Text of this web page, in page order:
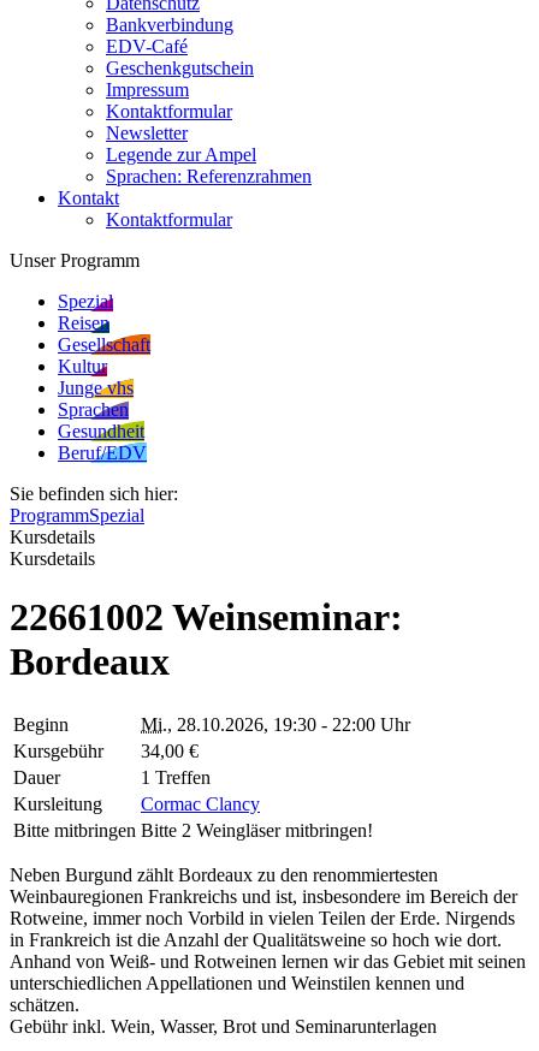
Bankverbindung
EDV-Café
Geschenkgutschein
Impressum
Kontaktformular
Newsletter
Legende zur Ampel
Sprachen: Referenzrahmen
Kontakt
Kontaktformular
Unser Programm
Spezial
Reisen
Gesellschaft
Kultur
Junge vhs
Sprachen
Gesundheit
Beruf/EDV
Sie befinden sich hier:
ProgrammSpezial
Kursdetails
Kursdetails
22661002 Weinseminar:
Bordeaux
Beginn Mi., 28.10.2026, 19:30 - 22:00 Uhr
Kursgebühr
34,00 €
Dauer
1 Treffen
Kursleitung
Cormac Clancy
Bitte mitbringen Bitte 2 Weingläser mitbringen!
Neben Burgund zählt Bordeaux zu den renommiertesten
Weinbauregionen Frankreichs und ist, insbesondere im Bereich der
Rotweine, immer noch Vorbild in vielen Teilen der Erde. Nirgends
in Frankreich ist die Anzahl der Qualitätsweine so hoch wie dort.
Anhand von Weiß- und Rotweinen lernen wir das Gebiet mit seinen
unterschiedlichen Appellationen und Weinstilen kennen und
schätzen.
Gebühr inkl. Wein, Wasser, Brot und Seminarunterlagen